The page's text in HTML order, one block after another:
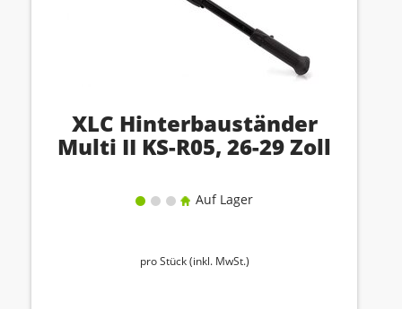
XLC Hinterbauständer
Multi II KS-R05, 26-29 Zoll
Auf Lager
pro Stück (inkl. MwSt.)